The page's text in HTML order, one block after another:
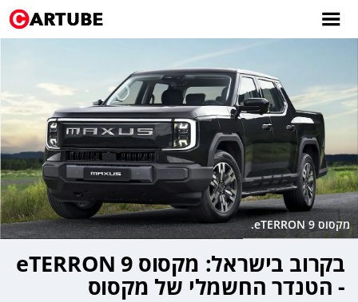
מקסוס eTERRON 9.
בקרוב בישראל: מקסוס eTERRON 9
- הטנדר החשמלי של מקסוס